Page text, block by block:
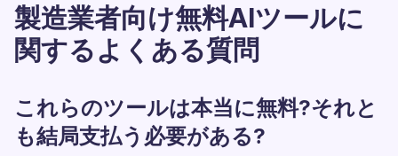
製造業者向け無料AIツールに
関するよくある質問
これらのツールは本当に無料?それと
も結局支払う必要がある?